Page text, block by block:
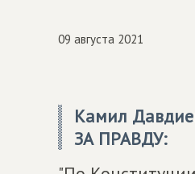
09 августа 2021
Камил
ЗА ПРАВДУ: